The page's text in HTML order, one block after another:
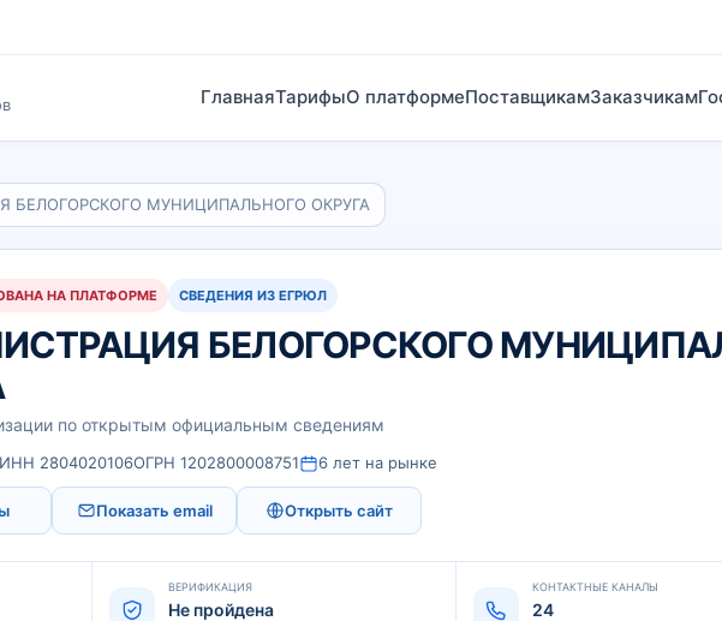
ГлавнаяТарифыО платформеПоставщикамЗаказчикам
БЕЛОГОРСКОГО МУНИЦИПАЛЬНОГО ОКРУГА
НА ПЛАТФОРМЕ СВЕДЕНИЯ ИЗ ЕГРЮЛ
БЕЛОГОРСКОГО
по открытым официальным сведениям
ИНН 2804020106ОГРН 1202800008751 6 лет на рынке
Показать email Открыть сайт
ВЕРИФИКАЦИЯ
Не пройдена
КОНТАКТНЫЕ КАНАЛЫ
24